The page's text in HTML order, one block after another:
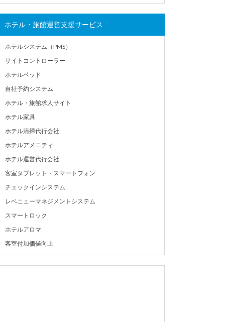
ホテル・旅館運営支援サービス
ホテルシステム（PMS）
サイトコントローラー
ホテルベッド
自社予約システム
ホテル・旅館求人サイト
ホテル家具
ホテル清掃代行会社
ホテルアメニティ
ホテル運営代行会社
客室タブレット・スマートフォン
チェックインシステム
レベニューマネジメントシステム
スマートロック
ホテルアロマ
客室付加価値向上